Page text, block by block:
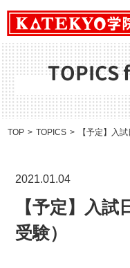
TOP TOPICS 【予定】入
2021.01.04
【予定】入
受験）